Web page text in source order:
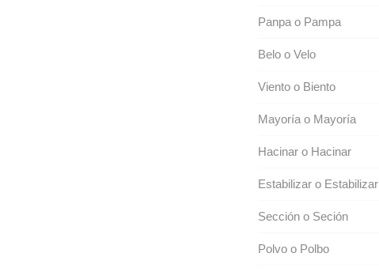
Panpa o Pampa
Belo o Velo
Viento o Biento
Mayoría o Mayoría
Hacinar o Hacinar
Estabilizar o Estabilizar
Sección o Seción
Polvo o Polbo